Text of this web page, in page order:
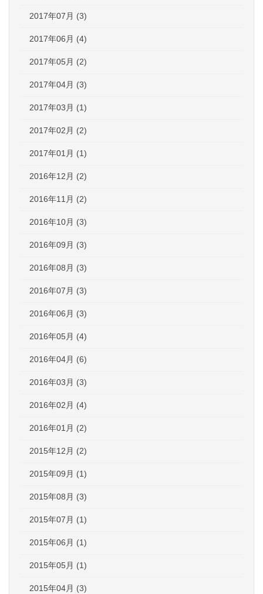
2017年07月 (3)
2017年06月 (4)
2017年05月 (2)
2017年04月 (3)
2017年03月 (1)
2017年02月 (2)
2017年01月 (1)
2016年12月 (2)
2016年11月 (2)
2016年10月 (3)
2016年09月 (3)
2016年08月 (3)
2016年07月 (3)
2016年06月 (3)
2016年05月 (4)
2016年04月 (6)
2016年03月 (3)
2016年02月 (4)
2016年01月 (2)
2015年12月 (2)
2015年09月 (1)
2015年08月 (3)
2015年07月 (1)
2015年06月 (1)
2015年05月 (1)
2015年04月 (3)